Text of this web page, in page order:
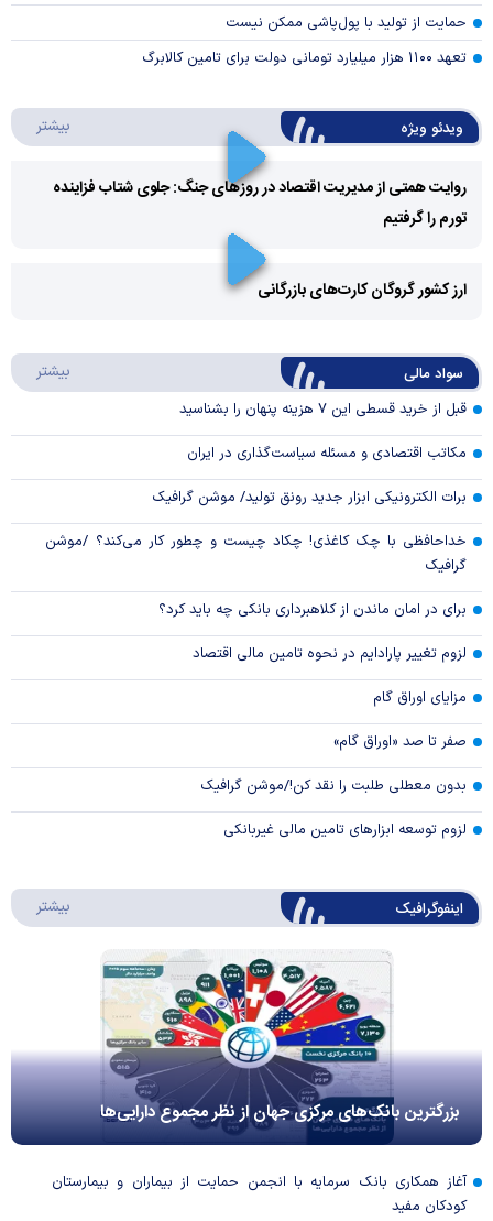
حمایت از تولید با پول‌پاشی ممکن نیست
تعهد ۱۱۰۰ هزار میلیارد تومانی دولت برای تامین کالابرگ
ویدئو ویژه بیشتر
Play
Video
روایت همتی از مدیریت اقتصاد در روزهای جنگ: جلوی شتاب فزاینده
تورم را گرفتیم
Video
ارز کشور گروگان کارت‌های بازرگانی
سواد مالی بیشتر
قبل از خرید قسطی این ۷ هزینه پنهان را بشناسید
مکاتب اقتصادی و مسئله سیاست‌گذاری در ایران
برات الکترونیکی ابزار جدید رونق تولید/ موشن گرافیک
خداحافظی با چک کاغذی! چکاد چیست و چطور کار می‌کند؟ /موشن
گرافیک
برای در امان ماندن از کلاهبرداری بانکی چه باید کرد؟
لزوم تغییر پارادایم در نحوه تامین مالی اقتصاد
مزایای اوراق گام
صفر تا صد «اوراق گام»
بدون معطلی طلبت را نقد کن!/موشن گرافیک
لزوم توسعه ابزارهای تامین مالی غیربانکی
اینفوگرافیک بیشتر
بزرگترین بانک‌های مرکزی جهان از نظر مجموع دارایی‌ها
آغاز همکاری بانک سرمایه با انجمن حمایت از بیماران و بیمارستان
کودکان مفید